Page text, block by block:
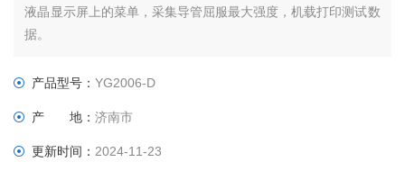
液晶显示屏上的菜单，采集导管屈服最大强度，机载打印测试数
据。
产品型号：YG2006-D
产 地：济南市
更新时间：2024-11-23